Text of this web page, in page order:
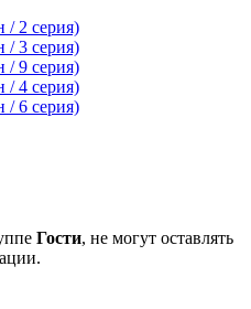
/ 2 серия)
/ 3 серия)
/ 9 серия)
/ 4 серия)
/ 6 серия)
Гости, не могут оставлять